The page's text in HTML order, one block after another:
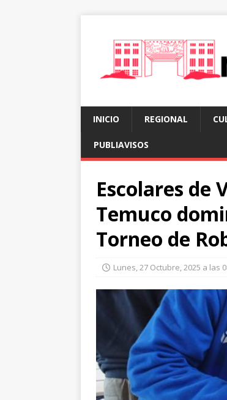
INICIO REGIONAL
PUBLIAVISOS
Escolares de
Temuco
Torneo de
Lunes, 27 Octubre, 2025 a las